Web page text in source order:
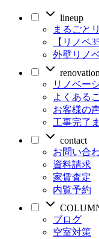
lineup
まるごと
【リノベ
外壁リノ
renovation
リノベー
よくある
お客様の
工事完了
contact
お問い合
資料請求
家賃査定
内覧予約
ブログ
空室対策